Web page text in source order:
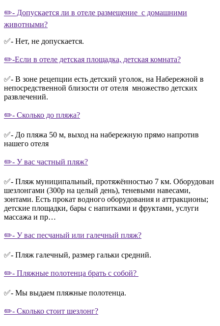
✏️- Допускается ли в отеле размещение с домашними
животными?
✅- Нет, не допускается.
✏️-Если в отеле детская площадка, детская комната?
✅- В зоне рецепции есть детский уголок, на Набережной в
непосредственной близости от отеля множество детских
развлечений.
✏️- Сколько до пляжа?
✅- До пляжа 50 м, выход на набережную прямо напротив
нашего отеля
✏️- У вас частный пляж?
✅- Пляж муниципальный, протяжённостью 7 км. Оборудован
шезлонгами (300р на целый день), теневыми навесами,
зонтами. Есть прокат водного оборудования и аттракционы;
детские площадки, бары с напитками и фруктами, услуги
массажа и пр…
✏️- У вас песчаный или галечный пляж?
✅- Пляж галечный, размер гальки средний.
✏️- Пляжные полотенца брать с собой?
✅- Мы выдаем пляжные полотенца.
✏️- Сколько стоит шезлонг?